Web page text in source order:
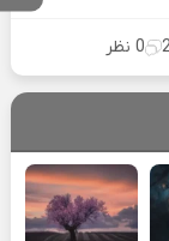
0 نظر